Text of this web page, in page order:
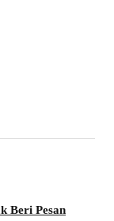
Beri Pesan